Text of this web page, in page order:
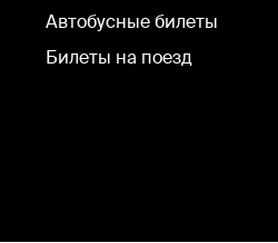
Автобусные билеты
Билеты на поезд